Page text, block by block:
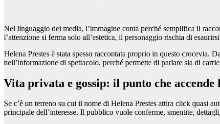
Nel linguaggio dei media, l’immagine conta perché semplifica il
l’attenzione si ferma solo all’estetica, il personaggio rischia di
Helena Prestes è stata spesso raccontata proprio in questo crocevia.
nell’informazione di spettacolo, perché permette di parlare sia di
Vita privata e gossip: il punto che accende
Se c’è un terreno su cui il nome di Helena Prestes attira click quasi
principale dell’interesse. Il pubblico vuole conferme, smentite,